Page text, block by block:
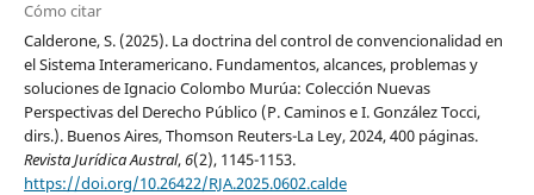
Cómo citar
Calderone, S. (2025). La doctrina del control de convencionalidad en
el Sistema Interamericano. Fundamentos, alcances, problemas y
soluciones de Ignacio Colombo Murúa: Colección Nuevas
Perspectivas del Derecho Público (P. Caminos e I. González Tocci,
dirs.). Buenos Aires, Thomson Reuters-La Ley, 2024, 400 páginas.
Revista Jurídica Austral,6(2), 1145-1153.
https://doi.org/10.26422/RJA.2025.0602.calde